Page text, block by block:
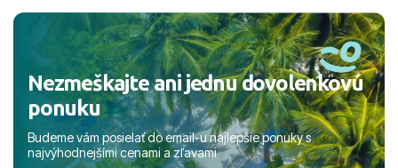
Nezmeškajte ani jednu dovolenkovú
ponuku
Budeme vám posielať do email-u najlepšie ponuky s
najvýhodnejšími cenami a zľavami